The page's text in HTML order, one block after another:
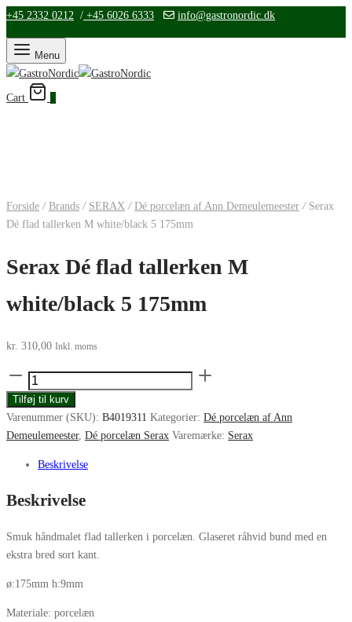
+45 2332 0212 / +45 6026 6333 info@gastronordic.dk
Menu
Cart
Forside / Brands / SERAX / Dé porcelæn af Ann Demeulemeester /Serax
Dé flad tallerken M white/black 5 175mm
Serax Dé flad tallerken M
white/black 5 175mm
kr. 310,00 Inkl. moms
Serax
Dé
flad
white/black
175mm
Tilføj til kurv
Varenummer (SKU): B4019311 Kategorier: Dé porcelæn af Ann
Demeulemeester, Dé porcelæn Serax Varemærke: Serax
Beskrivelse
Beskrivelse
Smuk håndmalet flad tallerken i porcelæn. Glaseret råhvid bund med en
ekstra bred sort kant.
ø:175mm h:9mm
Materiale: porcelæn